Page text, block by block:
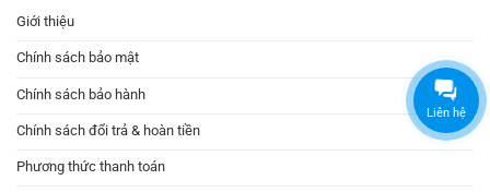
Giới thiệu
Chính sách bảo mật
Chính sách bảo hành
Chính sách đổi trả & hoàn tiền
Phương thức thanh toán
Liên hệ